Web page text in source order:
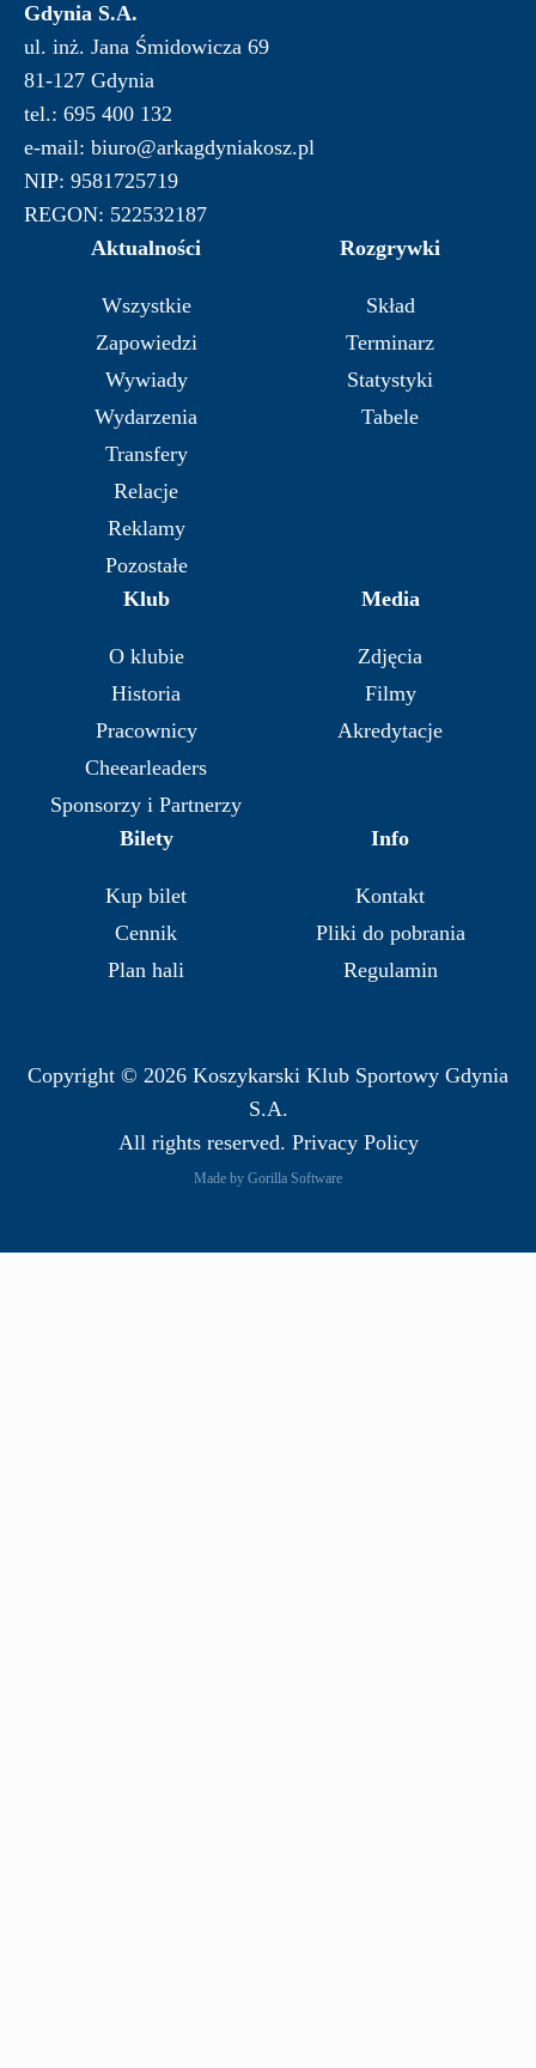
Gdynia S.A.
ul. inż. Jana Śmidowicza 69
81-127 Gdynia
tel.: 695 400 132
e-mail: biuro@arkagdyniakosz.pl
NIP: 9581725719
REGON: 522532187
Aktualności
Wszystkie
Zapowiedzi
Wywiady
Wydarzenia
Transfery
Relacje
Reklamy
Pozostałe
Rozgrywki
Skład
Terminarz
Statystyki
Tabele
Klub
O klubie
Historia
Pracownicy
Cheearleaders
Sponsorzy i Partnerzy
Media
Zdjęcia
Filmy
Akredytacje
Bilety
Kup bilet
Cennik
Plan hali
Info
Kontakt
Pliki do pobrania
Regulamin
Copyright © 2026 Koszykarski Klub Sportowy Gdynia
S.A.
All rights reserved. Privacy Policy
Made by Gorilla Software